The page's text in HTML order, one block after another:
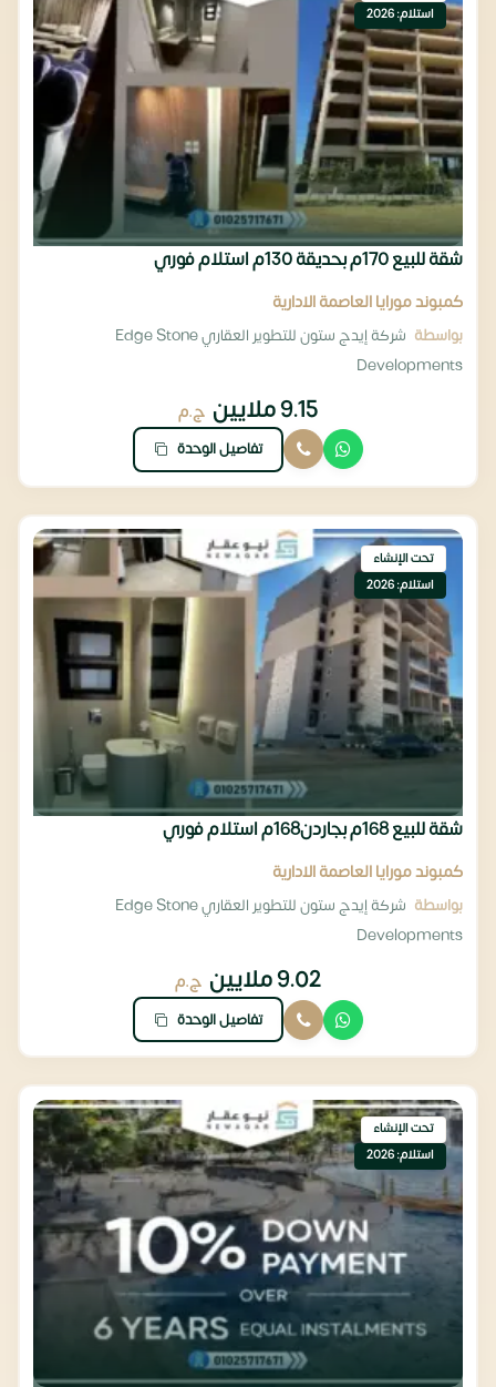
استلام: 2026
شقة للبيع 170م بحديقة 130م استلام فوري
كمبوند مورايا العاصمة الادارية
بواسطة
شركة إيدج ستون للتطوير العقاري Edge Stone
Developments
9.15 ملايين ج.م
تفاصيل الوحدة
تحت الإنشاء
استلام: 2026
شقة للبيع 168م بجاردن168م استلام فوري
كمبوند مورايا العاصمة الادارية
بواسطة
شركة إيدج ستون للتطوير العقاري Edge Stone
Developments
9.02 ملايين ج.م
تفاصيل الوحدة
تحت الإنشاء
استلام: 2026